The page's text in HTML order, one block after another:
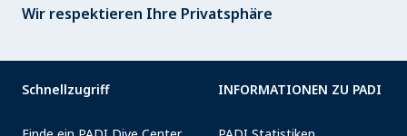
Wir respektieren Ihre Privatsphäre
Schnellzugriff INFORMATIONEN ZU PADI